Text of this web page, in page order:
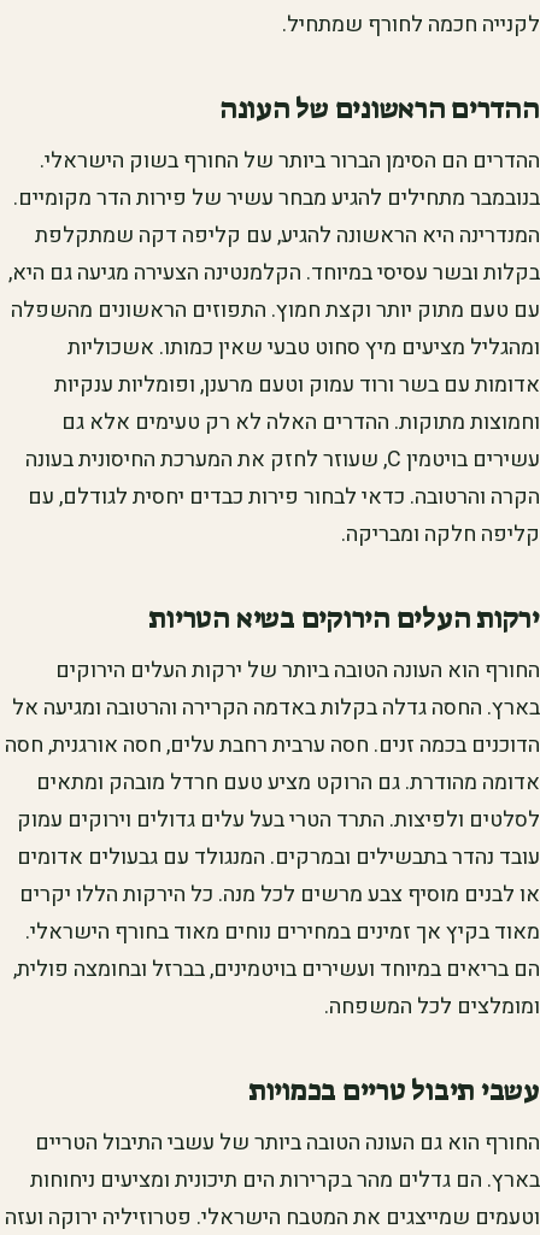
לקנייה חכמה לחורף שמתחיל.
ההדרים הראשונים של העונה
ההדרים הם הסימן הברור ביותר של החורף בשוק הישראלי.
בנובמבר מתחילים להגיע מבחר עשיר של פירות הדר מקומיים.
המנדרינה היא הראשונה להגיע, עם קליפה דקה שמתקלפת
בקלות ובשר עסיסי במיוחד. הקלמנטינה הצעירה מגיעה גם היא,
עם טעם מתוק יותר וקצת חמוץ. התפוזים הראשונים מהשפלה
ומהגליל מציעים מיץ סחוט טבעי שאין כמותו. אשכוליות
אדומות עם בשר ורוד עמוק וטעם מרענן, ופומליות ענקיות
וחמוצות מתוקות. ההדרים האלה לא רק טעימים אלא גם
עשירים בויטמין C, שעוזר לחזק את המערכת החיסונית בעונה
הקרה והרטובה. כדאי לבחור פירות כבדים יחסית לגודלם, עם
קליפה חלקה ומבריקה.
ירקות העלים הירוקים בשיא הטריות
החורף הוא העונה הטובה ביותר של ירקות העלים הירוקים
בארץ. החסה גדלה בקלות באדמה הקרירה והרטובה ומגיעה אל
הדוכנים בכמה זנים. חסה ערבית רחבת עלים, חסה אורגנית, חסה
אדומה מהודרת. גם הרוקט מציע טעם חרדל מובהק ומתאים
לסלטים ולפיצות. התרד הטרי בעל עלים גדולים וירוקים עמוק
עובד נהדר בתבשילים ובמרקים. המנגולד עם גבעולים אדומים
או לבנים מוסיף צבע מרשים לכל מנה. כל הירקות הללו יקרים
מאוד בקיץ אך זמינים במחירים נוחים מאוד בחורף הישראלי.
הם בריאים במיוחד ועשירים בויטמינים, בברזל ובחומצה פולית,
ומומלצים לכל המשפחה.
עשבי תיבול טריים בכמויות
החורף הוא גם העונה הטובה ביותר של עשבי התיבול הטריים
בארץ. הם גדלים מהר בקרירות הים תיכונית ומציעים ניחוחות
וטעמים שמייצגים את המטבח הישראלי. פטרוזיליה ירוקה ועזה